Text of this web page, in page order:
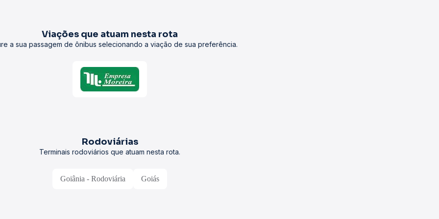
Viações que atuam nesta rota
a sua passagem de ônibus selecionando a viação de sua preferência.
Rodoviárias
Terminais rodoviários que atuam nesta rota.
Goiânia - Rodoviária Goiás